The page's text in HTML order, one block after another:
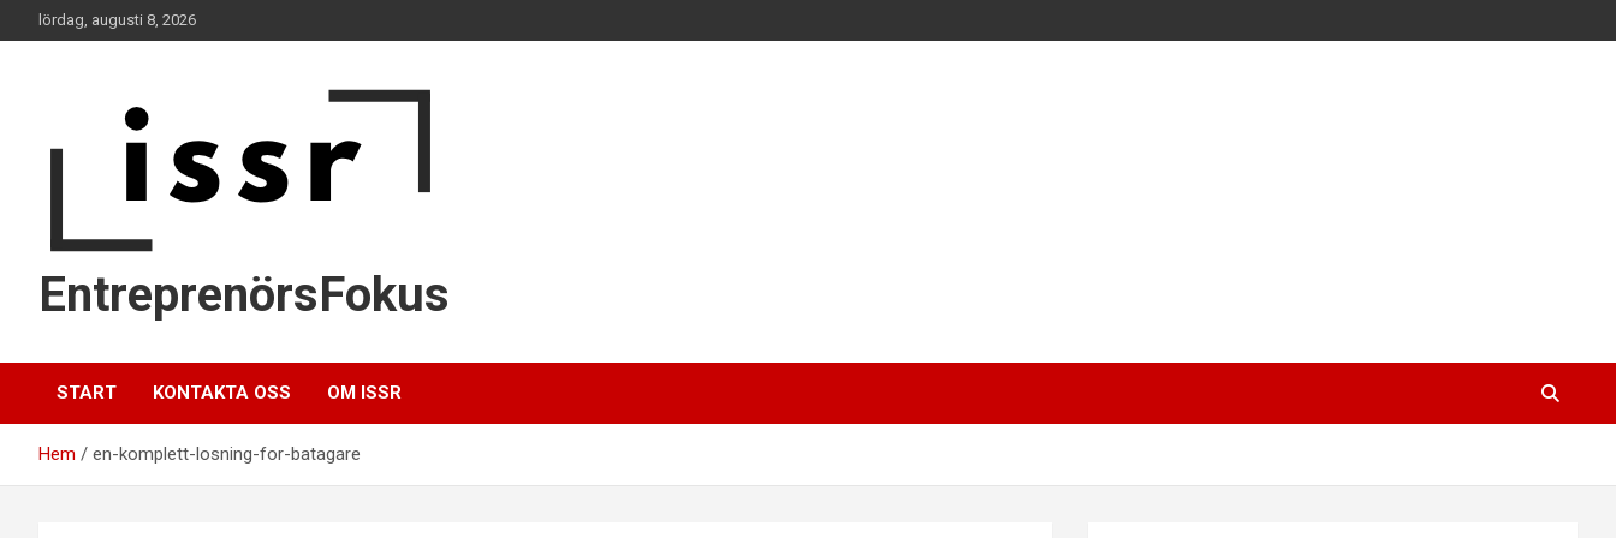
Hoppa
till
lördag, augusti 8, 2026
EntreprenörsFokus
START KONTAKTA OSS OM ISSR
Hem en-komplett-losning-for-batagare